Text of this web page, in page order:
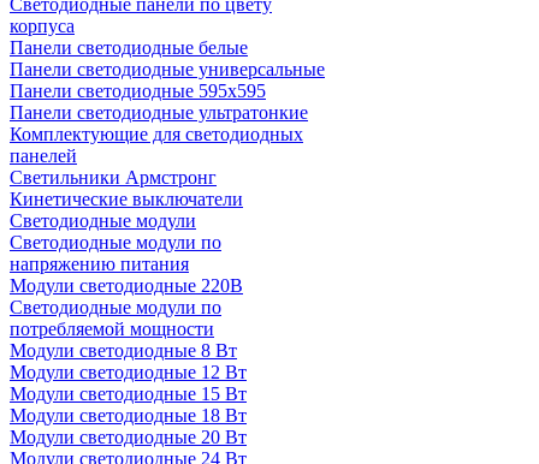
Светодиодные панели по цвету
корпуса
Панели светодиодные белые
Панели светодиодные универсальные
Панели светодиодные 595х595
Панели светодиодные ультратонкие
Комплектующие для светодиодных
панелей
Светильники Армстронг
Кинетические выключатели
Светодиодные модули
Светодиодные модули по
напряжению питания
Модули светодиодные 220В
Светодиодные модули по
потребляемой мощности
Модули светодиодные 8 Вт
Модули светодиодные 12 Вт
Модули светодиодные 15 Вт
Модули светодиодные 18 Вт
Модули светодиодные 20 Вт
Модули светодиодные 24 Вт